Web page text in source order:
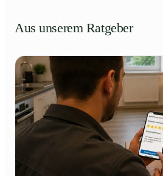
Aus unserem Ratgeber